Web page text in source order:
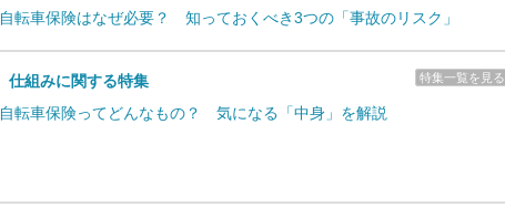
自転車保険はなぜ必要？ 知っておくべき3つの「事故のリスク」
特集一覧を見る
仕組みに関する特集
自転車保険ってどんなもの？ 気になる「中身」を解説